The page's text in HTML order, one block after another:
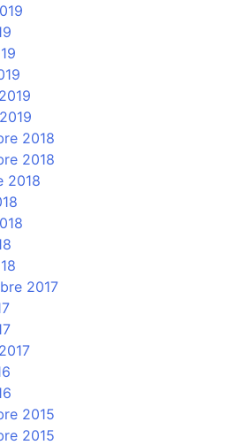
2018
2018
2018
2017
2015
2015